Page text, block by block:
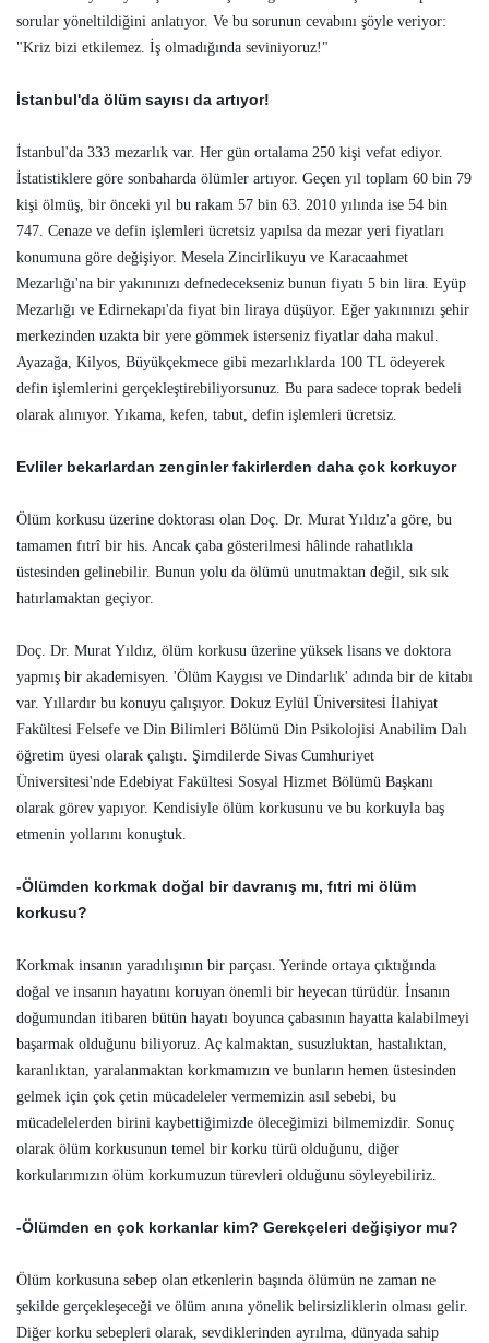
sorular yöneltildiğini anlatıyor. Ve bu sorunun cevabını şöyle veriyor:
"Kriz bizi etkilemez. İş olmadığında seviniyoruz!"
İstanbul'da ölüm sayısı da artıyor!
İstanbul'da 333 mezarlık var. Her gün ortalama 250 kişi vefat ediyor.
İstatistiklere göre sonbaharda ölümler artıyor. Geçen yıl toplam 60 bin 79
kişi ölmüş, bir önceki yıl bu rakam 57 bin 63. 2010 yılında ise 54 bin
747. Cenaze ve defin işlemleri ücretsiz yapılsa da mezar yeri fiyatları
konumuna göre değişiyor. Mesela Zincirlikuyu ve Karacaahmet
Mezarlığı'na bir yakınınızı defnedecekseniz bunun fiyatı 5 bin lira. Eyüp
Mezarlığı ve Edirnekapı'da fiyat bin liraya düşüyor. Eğer yakınınızı şehir
merkezinden uzakta bir yere gömmek isterseniz fiyatlar daha makul.
Ayazağa, Kilyos, Büyükçekmece gibi mezarlıklarda 100 TL ödeyerek
defin işlemlerini gerçekleştirebiliyorsunuz. Bu para sadece toprak bedeli
olarak alınıyor. Yıkama, kefen, tabut, defin işlemleri ücretsiz.
Evliler bekarlardan zenginler fakirlerden daha çok korkuyor
Ölüm korkusu üzerine doktorası olan Doç. Dr. Murat Yıldız'a göre, bu
tamamen fıtrî bir his. Ancak çaba gösterilmesi hâlinde rahatlıkla
üstesinden gelinebilir. Bunun yolu da ölümü unutmaktan değil, sık sık
hatırlamaktan geçiyor.
Doç. Dr. Murat Yıldız, ölüm korkusu üzerine yüksek lisans ve doktora
yapmış bir akademisyen. 'Ölüm Kaygısı ve Dindarlık' adında bir de kitabı
var. Yıllardır bu konuyu çalışıyor. Dokuz Eylül Üniversitesi İlahiyat
Fakültesi Felsefe ve Din Bilimleri Bölümü Din Psikolojisi Anabilim Dalı
öğretim üyesi olarak çalıştı. Şimdilerde Sivas Cumhuriyet
Üniversitesi'nde Edebiyat Fakültesi Sosyal Hizmet Bölümü Başkanı
olarak görev yapıyor. Kendisiyle ölüm korkusunu ve bu korkuyla baş
etmenin yollarını konuştuk.
-Ölümden korkmak doğal bir davranış mı, fıtri mi ölüm
korkusu?
Korkmak insanın yaradılışının bir parçası. Yerinde ortaya çıktığında
doğal ve insanın hayatını koruyan önemli bir heyecan türüdür. İnsanın
doğumundan itibaren bütün hayatı boyunca çabasının hayatta kalabilmeyi
başarmak olduğunu biliyoruz. Aç kalmaktan, susuzluktan, hastalıktan,
karanlıktan, yaralanmaktan korkmamızın ve bunların hemen üstesinden
gelmek için çok çetin mücadeleler vermemizin asıl sebebi, bu
mücadelelerden birini kaybettiğimizde öleceğimizi bilmemizdir. Sonuç
olarak ölüm korkusunun temel bir korku türü olduğunu, diğer
korkularımızın ölüm korkumuzun türevleri olduğunu söyleyebiliriz.
-Ölümden en çok korkanlar kim? Gerekçeleri değişiyor mu?
Ölüm korkusuna sebep olan etkenlerin başında ölümün ne zaman ne
şekilde gerçekleşeceği ve ölüm anına yönelik belirsizliklerin olması gelir.
Diğer korku sebepleri olarak, sevdiklerinden ayrılma, dünyada sahip